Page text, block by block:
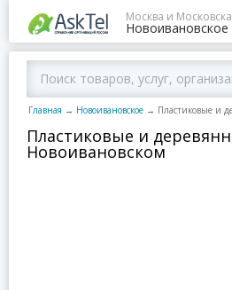
Москва и
Новоивановское
Главная → Новоивановское → Пластиковые и
Пластиковые и
Новоивановском